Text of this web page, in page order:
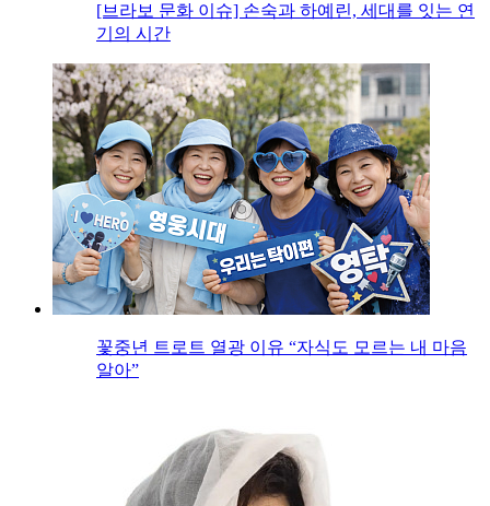
[브라보 문화 이슈] 손숙과 하예린, 세대를 잇는 연
기의 시간
꽃중년 트로트 열광 이유 “자식도 모르는 내 마음
알아”